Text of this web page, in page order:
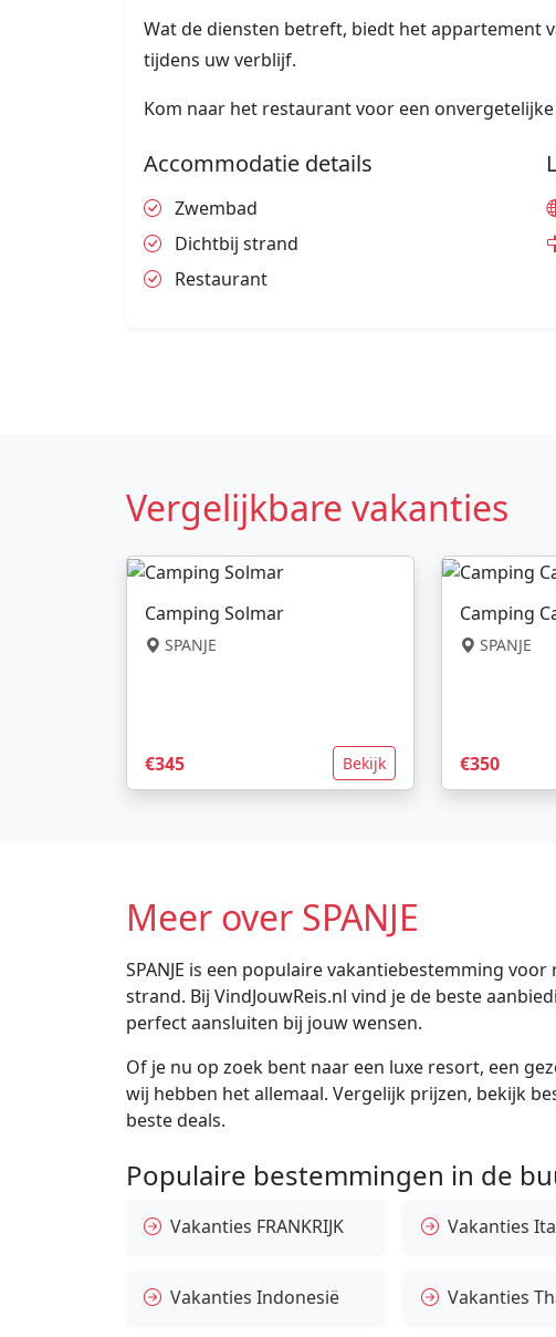
Wat de diensten betreft, biedt het appartement
tijdens uw verblijf.
Kom naar het restaurant voor een
Accommodatie details
Zwembad
Dichtbij strand
Restaurant
Vergelijkbare vakanties
Camping Solmar
SPANJE
€345 Bekijk
Camping
SPANJE
€350
Meer over SPANJE
SPANJE is een populaire vakantiebestemming
strand. Bij VindJouwReis.nl vind je de beste
perfect aansluiten bij jouw wensen.
Of je nu op zoek bent naar een luxe resort, een
wij hebben het allemaal. Vergelijk prijzen, bekijk
beste deals.
Populaire bestemmingen in de
Vakanties FRANKRIJK Vakanties
Vakanties Indonesië Vakanties